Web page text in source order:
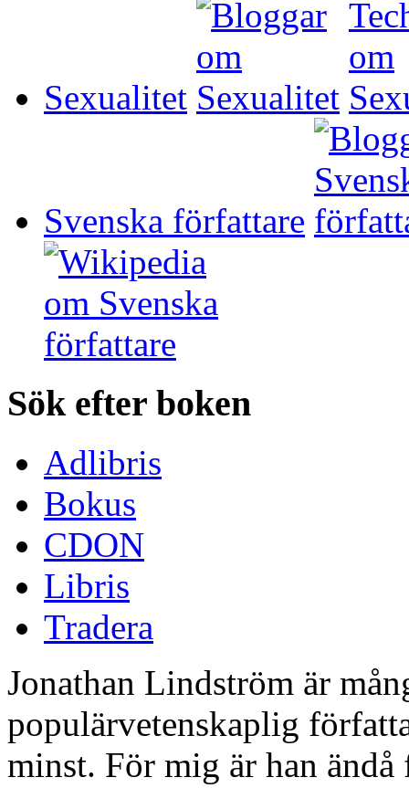
Sexualitet
Svenska författare
Sök efter boken
Adlibris
Bokus
CDON
Libris
Tradera
Jonathan Lindström är
populärvetenskaplig
minst. För mig är han